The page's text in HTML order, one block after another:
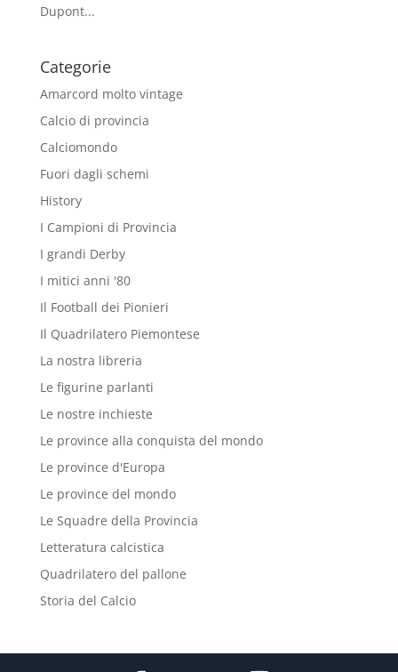
Dupont...
Categorie
Amarcord molto vintage
Calcio di provincia
Calciomondo
Fuori dagli schemi
History
I Campioni di Provincia
I grandi Derby
I mitici anni '80
Il Football dei Pionieri
Il Quadrilatero Piemontese
La nostra libreria
Le figurine parlanti
Le nostre inchieste
Le province alla conquista del mondo
Le province d'Europa
Le province del mondo
Le Squadre della Provincia
Letteratura calcistica
Quadrilatero del pallone
Storia del Calcio